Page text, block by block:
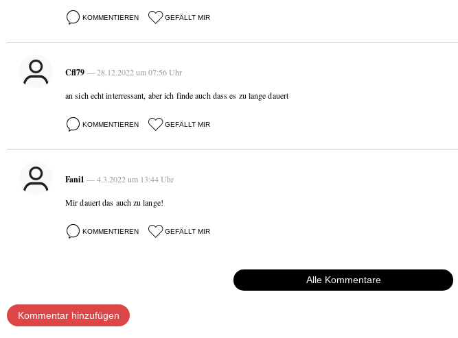
KOMMENTIEREN GEFÄLLT MIR
Cfl79— 28.12.2022 um 07:56 Uhr
an sich echt interressant, aber ich finde auch dass es zu lange dauert
KOMMENTIEREN GEFÄLLT MIR
Fani1 — 4.3.2022 um 13:44 Uhr
Mir dauert das auch zu lange!
KOMMENTIEREN GEFÄLLT MIR
Alle Kommentare
Kommentar hinzufügen